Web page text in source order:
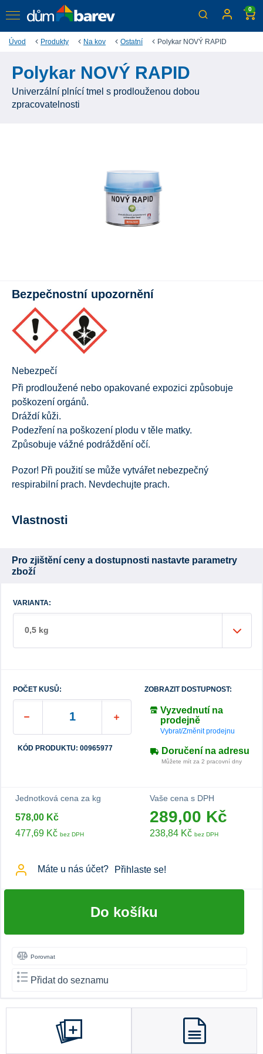
0
Úvod Produkty Na kov Ostatní Polykar NOVÝ RAPID
Polykar NOVÝ RAPID
Univerzální plnící tmel s prodlouženou dobou
zpracovatelnosti
Bezpečnostní upozornění
Nebezpečí
Při prodloužené nebo opakované expozici způsobuje
poškození orgánů.
Dráždí kůži.
Podezření na poškození plodu v těle matky.
Způsobuje vážné podráždění očí.
Pozor! Při použití se může vytvářet nebezpečný
respirabilní prach. Nevdechujte prach.
Vlastnosti
Pro zjištění ceny a dostupnosti nastavte parametry
zboží
VARIANTA:
0,5 kg
POČET KUSŮ:
KÓD PRODUKTU: 00965977
ZOBRAZIT DOSTUPNOST:
Vyzvednutí na
prodejně
Vybrat/Změnit prodejnu
Doručení na adresu
Můžete mít za 2 pracovní dny
Jednotková cena za kg
578,00 Kč
477,69 Kč bez DPH
Vaše cena s DPH
289,00 Kč
238,84 Kč bez DPH
Máte u nás účet? Přihlaste se!
Do košíku
Porovnat
Přidat do seznamu